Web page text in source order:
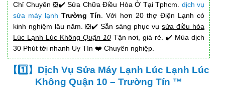
Chỉ Chuyên ❎✔️ Sửa Chữa Điều Hòa Ở Tại Tphcm. dịch vụ
sửa máy lạnh Trường Tín . Với hơn 20 thợ Điện Lạnh có
kinh nghiệm lâu năm. ❎✔️ Sẵn sàng phục vụ sửa điều hòa
Lúc Lạnh Lúc Không Quận 10Tận nơi, giá rẻ. ✔️ Mùa dịch
30 Phút tới nhanh Uy Tín ❤️ Chuyên nghiệp.
【1️⃣】Dịch Vụ Sửa Máy Lạnh Lúc Lạnh Lúc
Không Quận 10 – Trường Tín ™